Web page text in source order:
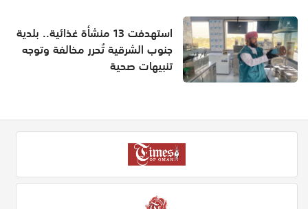
استهدفت 13 منشأة غذائية.. بلدية
جنوب الشرقية تُحرر مخالفة وتوجه
تنبيهات صحية